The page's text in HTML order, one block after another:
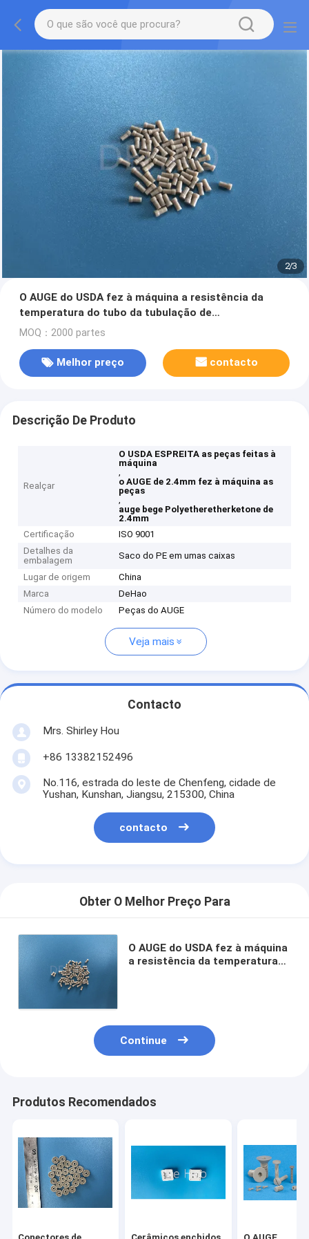
2/3
O AUGE do USDA fez à máquina a resistência da
temperatura do tubo da tubulação de
Polyetheretherketone das peças
MOQ：2000 partes
Melhor preço contacto
Descrição De Produto
Realçar
O USDA ESPREITA as peças feitas à
máquina
,
o AUGE de 2.4mm fez à máquina as
peças
,
auge bege Polyetheretherketone de
2.4mm
Certificação
ISO 9001
Detalhes da
embalagem
Saco do PE em umas caixas
Lugar de origem
China
Marca
DeHao
Número do modelo
Peças do AUGE
Veja mais
Contacto
Mrs. Shirley Hou
+86 13382152496
No.116, estrada do leste de Chenfeng, cidade de
Yushan, Kunshan, Jiangsu, 215300, China
contacto
Obter O Melhor Preço Para
O AUGE do USDA fez à máquina
a resistência da temperatura
Continue
Produtos Recomendados